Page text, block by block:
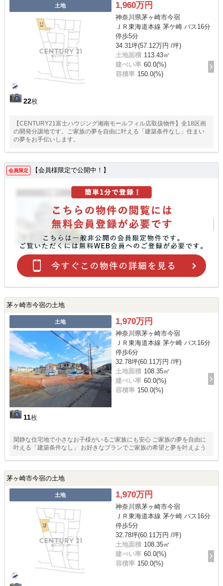
土地
22枚
1,960万円
神奈川県茅ヶ崎市今宿
ＪＲ東海道本線 茅ケ崎 バス16分
停歩5分
34.31坪(57.12万円 /坪)
土地面積 113.43㎡
建ぺい率 60.0(%)
容積率 150.0(%)
【CENTURY21富士ハウジング湘南モールフィル店取扱物件】全18区画
の開発分譲地です。ご家族の夢を自由に叶える「建築条件なし」住まい
の夢をお手伝いします。
会員限定 【会員様限定で公開中！】
茅ヶ崎市今宿の土地
土地
11枚
1,970万円
神奈川県茅ヶ崎市今宿
ＪＲ東海道本線 茅ケ崎 バス16分
停歩6分
32.78坪(60.11万円 /坪)
土地面積 108.35㎡
建ぺい率 60.0(%)
容積率 150.0(%)
閑静な住宅地で小さなお子様がいるご家族にも安心 ご家族の夢を自由に
叶える「建築条件なし」 お好きなプランでご家族の希望と夢を叶えよう
茅ヶ崎市今宿の土地
土地 1,970万円
神奈川県茅ヶ崎市今宿
ＪＲ東海道本線 茅ケ崎 バス16分
停歩5分
32.78坪(60.11万円 /坪)
土地面積 108.35㎡
建ぺい率 60.0(%)
容積率 150.0(%)